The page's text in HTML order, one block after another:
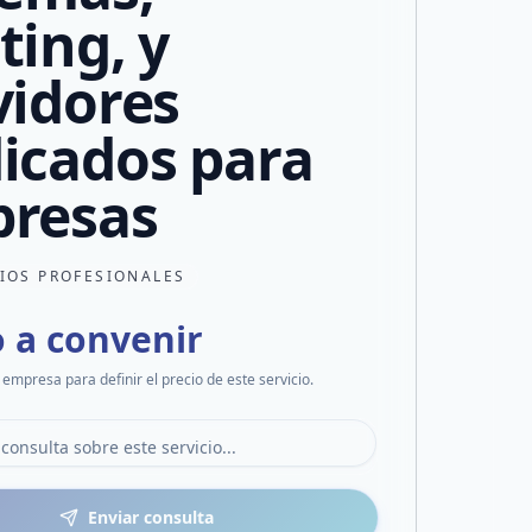
y
para
PROFESIONALES
a convenir
para definir el precio de este servicio.
Enviar consulta